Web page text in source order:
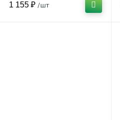
1 155 ₽ /шт